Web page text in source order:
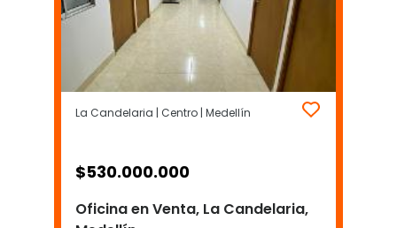
La Candelaria | Centro | Medellín
$530.000.000
Oficina en Venta, La Candelaria,